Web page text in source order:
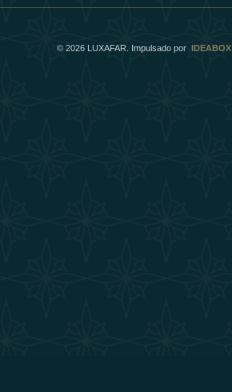
© 2026 LUXAFAR. Impulsado por IDEABOX